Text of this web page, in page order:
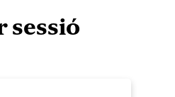
sessió